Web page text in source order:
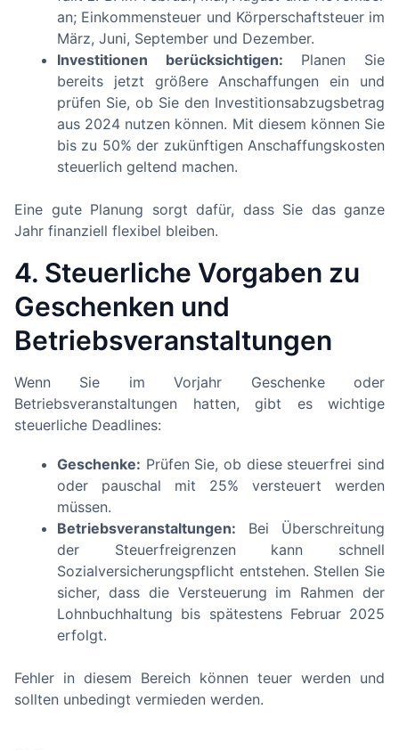
an; Einkommensteuer und Körperschaftsteuer im
März, Juni, September und Dezember.
Investitionen berücksichtigen: Planen Sie
bereits jetzt größere Anschaffungen ein und
prüfen Sie, ob Sie den Investitionsabzugsbetrag
aus 2024 nutzen können. Mit diesem können Sie
bis zu 50% der zukünftigen Anschaffungskosten
steuerlich geltend machen.
Eine gute Planung sorgt dafür, dass Sie das ganze
Jahr finanziell flexibel bleiben.
4. Steuerliche Vorgaben zu
Geschenken und
Betriebsveranstaltungen
Wenn Sie im Vorjahr Geschenke oder
Betriebsveranstaltungen hatten, gibt es wichtige
steuerliche Deadlines:
Geschenke: Prüfen Sie, ob diese steuerfrei sind
oder pauschal mit 25% versteuert werden
müssen.
Betriebsveranstaltungen: Bei Überschreitung
der Steuerfreigrenzen kann schnell
Sozialversicherungspflicht entstehen. Stellen Sie
sicher, dass die Versteuerung im Rahmen der
Lohnbuchhaltung bis spätestens Februar 2025
erfolgt.
Fehler in diesem Bereich können teuer werden und
sollten unbedingt vermieden werden.